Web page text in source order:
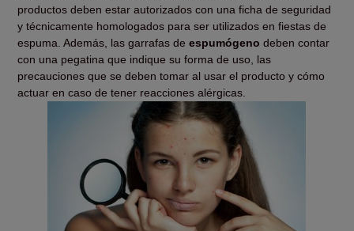
productos deben estar autorizados con una ficha de seguridad
y técnicamente homologados para ser utilizados en fiestas de
espuma. Además, las garrafas de espumógeno deben contar
con una pegatina que indique su forma de uso, las
precauciones que se deben tomar al usar el producto y cómo
actuar en caso de tener reacciones alérgicas.